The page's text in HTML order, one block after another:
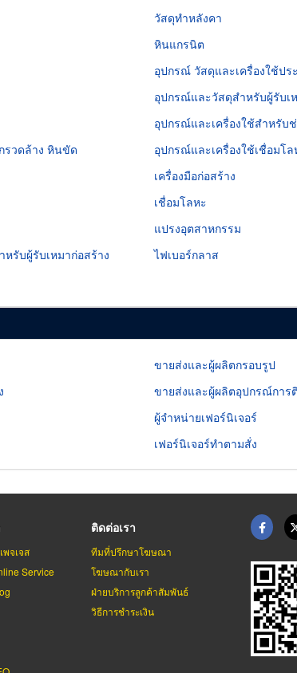
วัสดุทำหลังคา
หินแกรนิต
อุปกรณ์ วัสดุและเครื่องใช้ปร
อุปกรณ์และวัสดุสำหรับผู้รับเ
อุปกรณ์และเครื่องใช้สำหรับ
รวดล้าง หินขัด
อุปกรณ์และเครื่องใช้เชื่อมโล
เครื่องมือก่อสร้าง
เชื่อมโลหะ
แปรงอุตสาหกรรม
รับผู้รับเหมาก่อสร้าง
ไฟเบอร์กลาส
ขายส่งและผู้ผลิตกรอบรูป
ขายส่งและผู้ผลิตอุปกรณ์การ
ผู้จำหน่ายเฟอร์นิเจอร์
เฟอร์นิเจอร์ทำตามสั่ง
พจเจส
Service
ติดต่อเรา
ทีมที่ปรึกษาโฆษณา
โฆษณากับเรา
ฝ่ายบริการลูกค้าสัมพันธ์
วิธีการชำระเงิน